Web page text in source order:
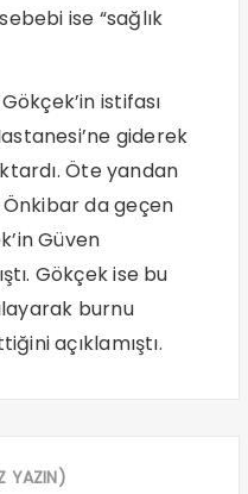
ise “sağlık
istifası
giderek
Öte yandan
Önkibar da geçen
Güven
Gökçek ise bu
burnu
açıklamıştı.
YAZIN)